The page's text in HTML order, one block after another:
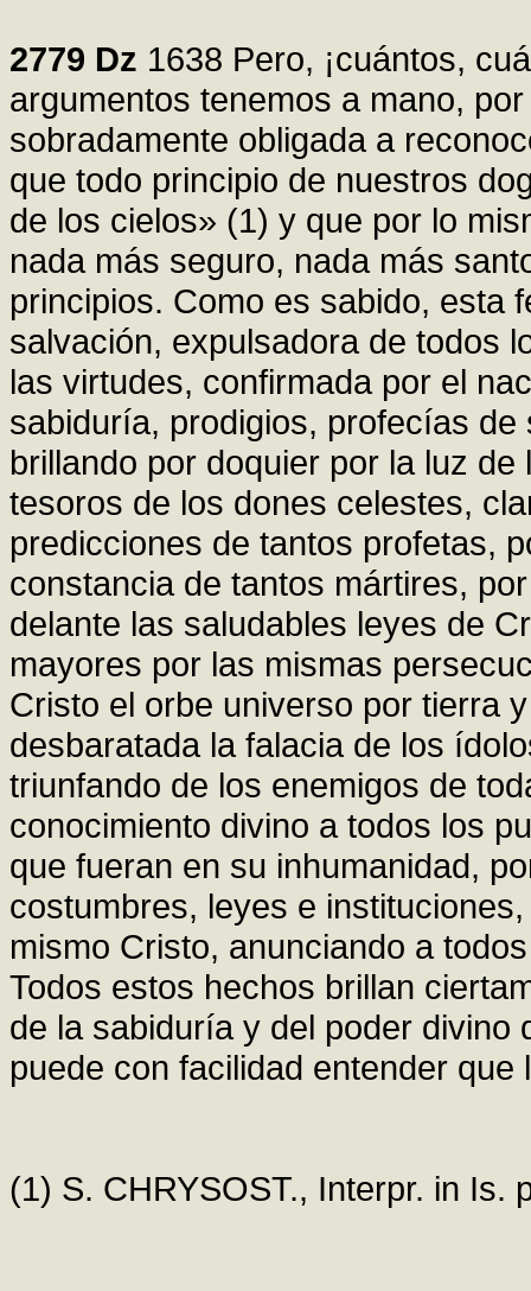
2779 Dz 1638 Pero, ¡cuántos,
argumentos tenemos a mano,
sobradamente obligada a
que todo principio de nuestros
de los cielos» (1) y que por lo
nada más seguro, nada más
principios. Como es sabido, esta
salvación, expulsadora de todos
las virtudes, confirmada por el
sabiduría, prodigios, profecías
brillando por doquier por la luz
tesoros de los dones celestes,
predicciones de tantos profetas,
constancia de tantos mártires,
delante las saludables leyes de
mayores por las mismas
Cristo el orbe universo por tierra
desbaratada la falacia de los
triunfando de los enemigos de
conocimiento divino a todos los
que fueran en su inhumanidad,
costumbres, leyes e
mismo Cristo, anunciando a
Todos estos hechos brillan
de la sabiduría y del poder divino
puede con facilidad entender
(1) S. CHRYSOST., Interpr. in Is.